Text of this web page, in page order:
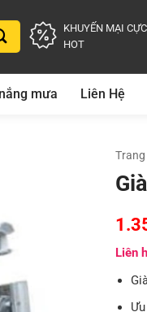
KHUYẾN MẠI CỰC
HOT
mưa Liên Hệ
Trang
Liên